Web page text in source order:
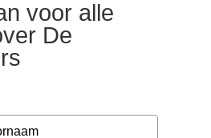
voor alle
De